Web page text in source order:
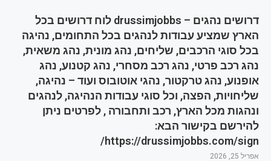
דרושים נהגים – drussimjobbs לוח דרושים בכל
הארץ שמציע עבודות לנהגים בכל התחומים, נהיגה
בכל סוגי הרכבים, שליחים, נהג מונית, נהג משאית,
נהג רכב פרטי, נהג רכב מסחרי, נהג קטנוע, נהג
אופנוע, נהג טרקטור, נהגי אוטובוס ועוד – נהיגה,
שליחויות, הפצה, וכל סוגי עבודות הנהיגה, לנהגים
ונהגות מכל הארץ, רכב ותחבורה , לפרטים ניתן
להירשם בקישור הבא:
https://drussimjobbs.com/sign/
אפריל 25, 2026